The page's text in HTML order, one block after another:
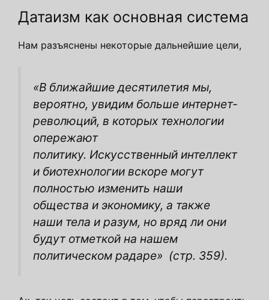
Датаизм как основная система
Нам разъяснены некоторые дальнейшие цели,
«В ближайшие десятилетия мы,
вероятно, увидим больше интернет-
революций, в которых технологии
опережают
политику. Искусственный интеллект
и биотехнологии вскоре могут
полностью изменить наши
общества и экономику, а также
наши тела и разум, но вряд ли они
будут отметкой на нашем
политическом радаре» (стр. 359).